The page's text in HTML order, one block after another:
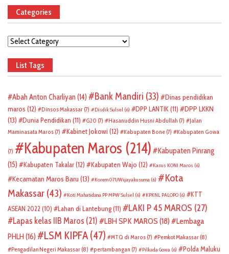
Categories
Categories
List Tags
Abah Anton Charliyan (14) Bank Mandiri (33)
Dinas pendidikan
maros (12) Dinsos Makassar (7) Disdik Sulsel (6) DPP LANTIK(11)
DPP LKKN
(13)
Dunia Pendidikan (11) G20 (7) Hasanuddin Husni Abdullah (7)
Jalan
Maminasata Maros (7) Kabinet Jokowi (12) Kabupaten Bone (7) Kabupaten Gowa
(7) Kabupaten Maros (214)
Kabupaten Pinrang
(15)
Kabupaten Takalar(12) Kabupaten Wajo (12) Kasus KONI Maros (6)
Kecamatan Maros Baru (13) Korem 071/Wijayakusuma (6)
Kota
Makassar (43) Koti Mahatidana PP MPW Sulsel (6) KPKNL PALOPO (6)
KTT
ASEAN 2022 (10) Lahan di Lantebung(11) LAKI P 45 MAROS (27)
Lapas kelas IIB Maros (21) LBH SPK MAROS (18)
Lembaga
PHLH (16) LSM KIPFA (47) MTQ di Maros (7) Pemkot Makassar (8)
Pengadilan Negeri Makassar (8) pertambangan (7) Pilkada Gowa (6)
Polda Maluku